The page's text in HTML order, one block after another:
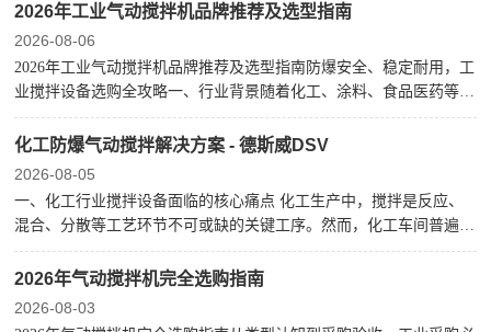
简单、适应恶劣工况等优势，在化工、涂料、汽车涂装、矿
2026年工业气动搅拌机品牌推荐及选型指南
2026-08-06
2026年工业气动搅拌机品牌推荐及选型指南防爆安全、稳定耐用，工
业搅拌设备选购全攻略一、行业背景随着化工、涂料、食品医药等行
业的快速发展，工业搅拌设备的市场需求持续增长。气动搅拌机以压
缩空气为动力源，具备本质防爆、无级调速、可长时间连续运转
化工防爆气动搅拌解决方案 - 德斯威DSV
2026-08-05
一、化工行业搅拌设备面临的核心痛点 化工生产中，搅拌是反应、
混合、分散等工艺环节不可或缺的关键工序。然而，化工车间普遍存
在易燃易爆溶剂挥发、腐蚀性气体、粉尘等复杂工况，对搅拌设备的
安全性和可靠性提出了极高要求。据行业公开资料显示，化工企业因
2026年气动搅拌机完全选购指南
2026-08-03